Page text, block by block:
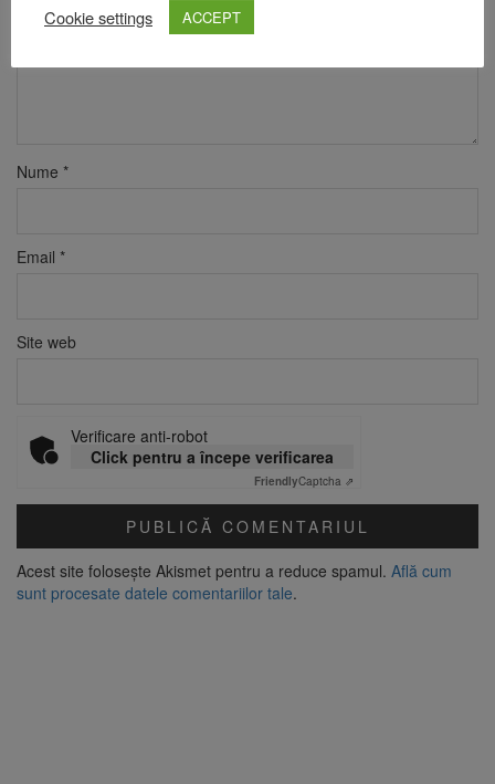
Nume *
Email *
Site web
Verificare anti-robot
Click pentru a începe verificarea
FriendlyCaptcha ⇗
Acest site folosește Akismet pentru a reduce spamul. Află cum
sunt procesate datele comentariilor tale.
Cookie settings
ACCEPT